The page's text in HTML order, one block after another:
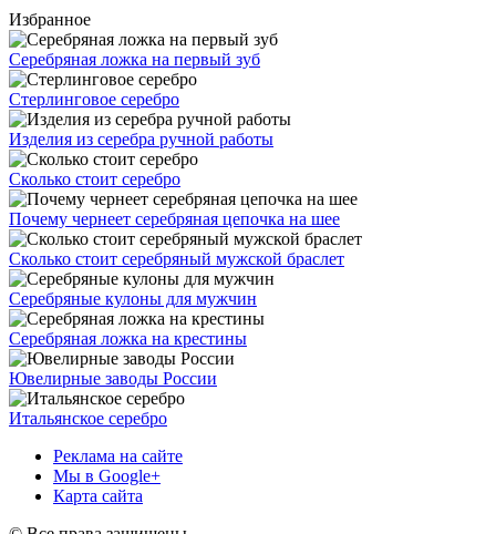
Избранное
Серебряная ложка на первый зуб
Стерлинговое серебро
Изделия из серебра ручной работы
Сколько стоит серебро
Почему чернеет серебряная цепочка на шее
Сколько стоит серебряный мужской браслет
Серебряные кулоны для мужчин
Серебряная ложка на крестины
Ювелирные заводы России
Итальянское серебро
Реклама на сайте
Мы в Google+
Карта сайта